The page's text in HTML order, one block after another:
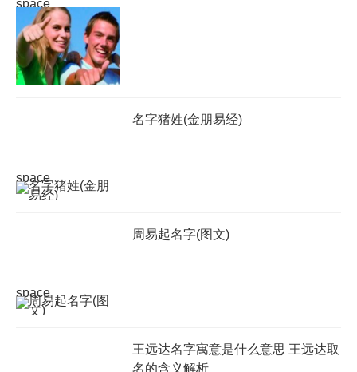
space
space
名字猪姓(金朋易经)
space
周易起名字(图文)
王远达名字寓意是什么意思 王远达取
名的含义解析